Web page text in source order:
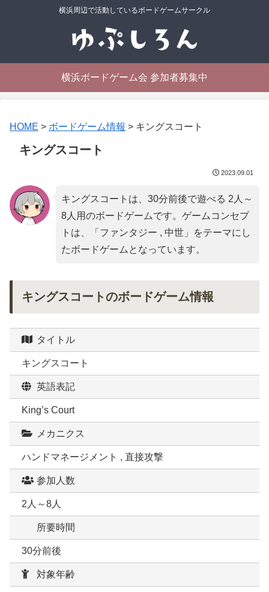
横浜周辺で活動しているボードゲームサークル
横浜ボードゲーム会 参加者募集中
HOME > ボードゲーム情報 > キングスコート
キングスコート
2023.09.01
キングスコートは、30分前後で遊べる 2人～
8人用のボードゲームです。ゲームコンセプ
トは、「 ファンタジー , 中世」をテーマにし
たボードゲームとなっています。
キングスコートのボードゲーム情報
タイトル
キングスコート
英語表記
King’s Court
メカニクス
ハンドマネージメント , 直接攻撃
参加人数
2人～8人
所要時間
30分前後
対象年齢